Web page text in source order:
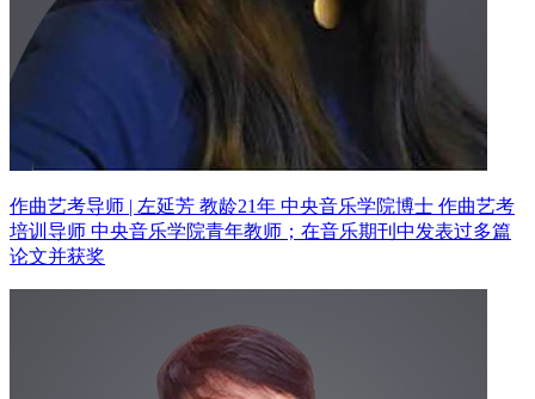
作曲艺考导师 | 左延芳 教龄21年 中央音乐学院博士 作曲艺考
培训导师 中央音乐学院青年教师；在音乐期刊中发表过多篇
论文并获奖